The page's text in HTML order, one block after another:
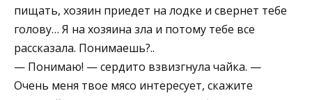
пищать, хозяин приедет на лодке и свернет тебе
голову… Я на хозяина зла и потому тебе все
рассказала. Понимаешь?..
— Понимаю! — сердито взвизгнула чайка. —
Очень меня твое мясо интересует, скажите